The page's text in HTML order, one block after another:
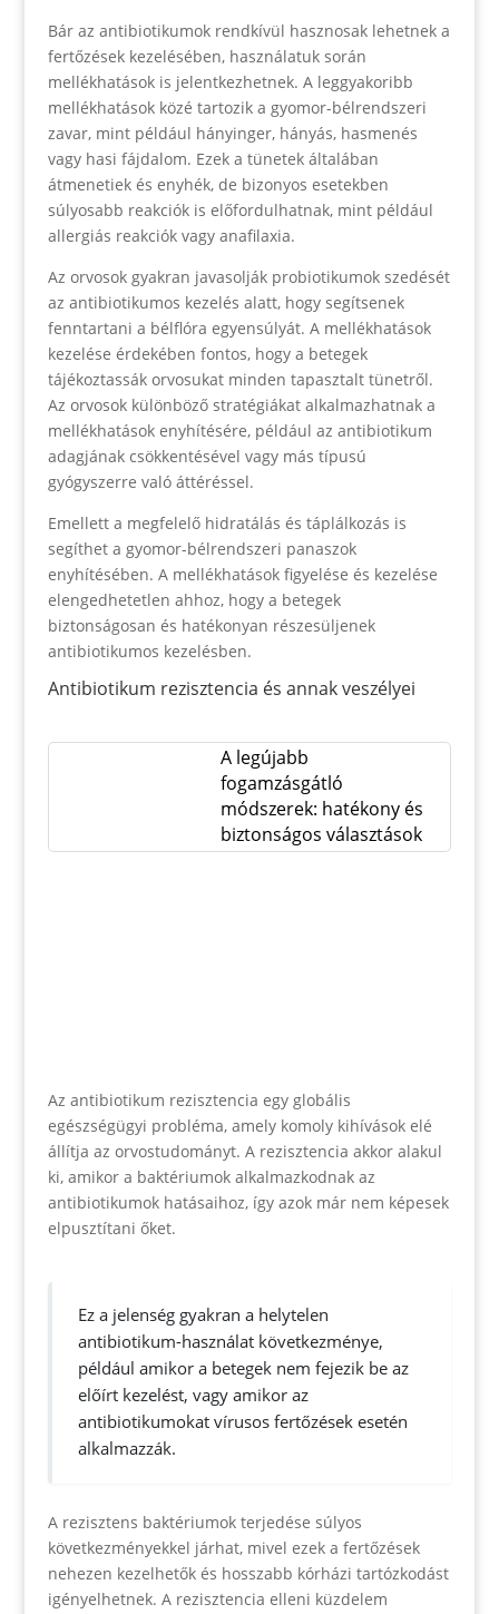
Bár az antibiotikumok rendkívül hasznosak lehetnek a
fertőzések kezelésében, használatuk során
mellékhatások is jelentkezhetnek. A leggyakoribb
mellékhatások közé tartozik a gyomor-bélrendszeri
zavar, mint például hányinger, hányás, hasmenés
vagy hasi fájdalom. Ezek a tünetek általában
átmenetiek és enyhék, de bizonyos esetekben
súlyosabb reakciók is előfordulhatnak, mint például
allergiás reakciók vagy anafilaxia.
Az orvosok gyakran javasolják probiotikumok szedését
az antibiotikumos kezelés alatt, hogy segítsenek
fenntartani a bélflóra egyensúlyát. A mellékhatások
kezelése érdekében fontos, hogy a betegek
tájékoztassák orvosukat minden tapasztalt tünetről.
Az orvosok különböző stratégiákat alkalmazhatnak a
mellékhatások enyhítésére, például az antibiotikum
adagjának csökkentésével vagy más típusú
gyógyszerre való áttéréssel.
Emellett a megfelelő hidratálás és táplálkozás is
segíthet a gyomor-bélrendszeri panaszok
enyhítésében. A mellékhatások figyelése és kezelése
elengedhetetlen ahhoz, hogy a betegek
biztonságosan és hatékonyan részesüljenek
antibiotikumos kezelésben.
Antibiotikum rezisztencia és annak veszélyei
A legújabb
fogamzásgátló
módszerek: hatékony és
biztonságos választások
Az antibiotikum rezisztencia egy globális
egészségügyi probléma, amely komoly kihívások elé
állítja az orvostudományt. A rezisztencia akkor alakul
ki, amikor a baktériumok alkalmazkodnak az
antibiotikumok hatásaihoz, így azok már nem képesek
elpusztítani őket.
Ez a jelenség gyakran a helytelen
antibiotikum-használat következménye,
például amikor a betegek nem fejezik be az
előírt kezelést, vagy amikor az
antibiotikumokat vírusos fertőzések esetén
alkalmazzák.
A rezisztens baktériumok terjedése súlyos
következményekkel járhat, mivel ezek a fertőzések
nehezen kezelhetők és hosszabb kórházi tartózkodást
igényelhetnek. A rezisztencia elleni küzdelem